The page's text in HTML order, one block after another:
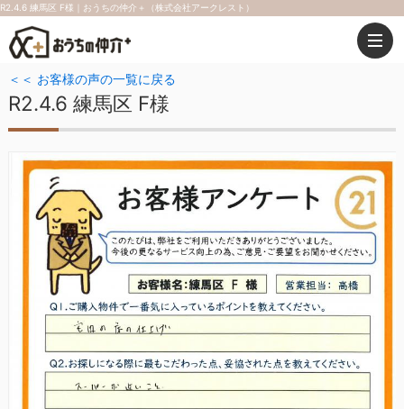
R2.4.6 練馬区 F様｜おうちの仲介＋（株式会社アークレスト）
＜＜ お客様の声の一覧に戻る
R2.4.6 練馬区 F様